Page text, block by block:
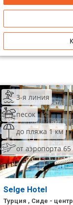
3-я линия
песок
до пляжа 1 км
от аэропорта
Selge Hotel
Турция , Сиде - центр